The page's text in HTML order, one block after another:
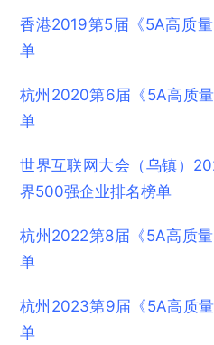
香港2019第5届《5A高质
单
杭州2020第6届《5A高质
单
世界互联网大会（乌镇）
界500强企业排名榜单
杭州2022第8届《5A高质
单
杭州2023第9届《5A高质
单